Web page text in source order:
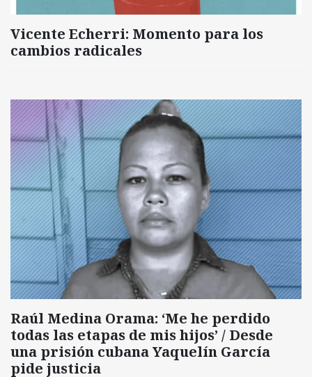
Vicente Echerri: Momento para los
cambios radicales
Raúl Medina Orama: ‘Me he perdido
todas las etapas de mis hijos’ / Desde
una prisión cubana Yaquelín García
pide justicia